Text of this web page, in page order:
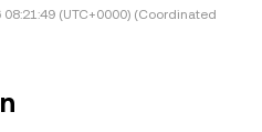
(UTC+0000) (Coordinated